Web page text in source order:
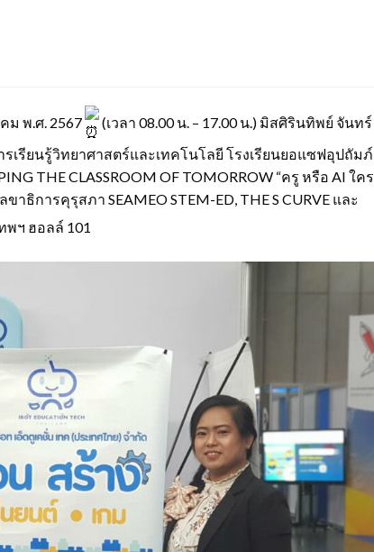
ม พ.ศ. 2567
(เวลา 08.00 น. – 17.00 น.) มิสศิรินทิพย์ จันทร์
รียนรู้วิทยาศาสตร์และเทคโนโลยี โรงเรียนยอแซฟอุปถัมภ์
THE CLASSROOM OF TOMORROW “ครู หรือ AI ใคร
าธิการคุรุสภา SEAMEO STEM-ED, THE S CURVE และ
พฯ ฮอลล์ 101